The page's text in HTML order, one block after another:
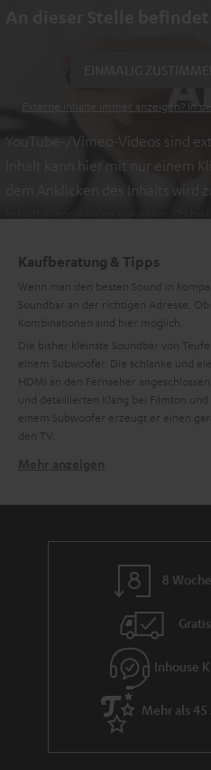
An dieser Stelle
Externe Inhalte immer anzeigen? In
YouTube-/Vimeo-Videos sind
Inhalt kann hier mit nur einem
dem Anklicken des Inhalts wird
Informationen sind in der
finden
Kaufberatung & Tipps
Wenn man den besten Sound in
Soundbar an der richtigen Adresse. Ob
Kombinationen sind hier möglich.
Die bisher kleinste Soundbar von
einem Subwoofer. Die schlanke und
HDMI an den Fernseher
und detaillierten Klang bei Filmton
einem Subwoofer erzeugt er einen
den TV.
Raumklang. Ebenfalls enthalten sind
In, ein optischer Digitaleingang und
Zudem ist der kleine Teufel dank
einzelner Bluetooth Lautsprecher
Reisen geht, kann die Soundbar
Fernseher über HDMI anschließen,
Smartphone bzw. Tablet abspielen
Mini-Soundbar mit mehr
8
Inhouse
Mehr als 45